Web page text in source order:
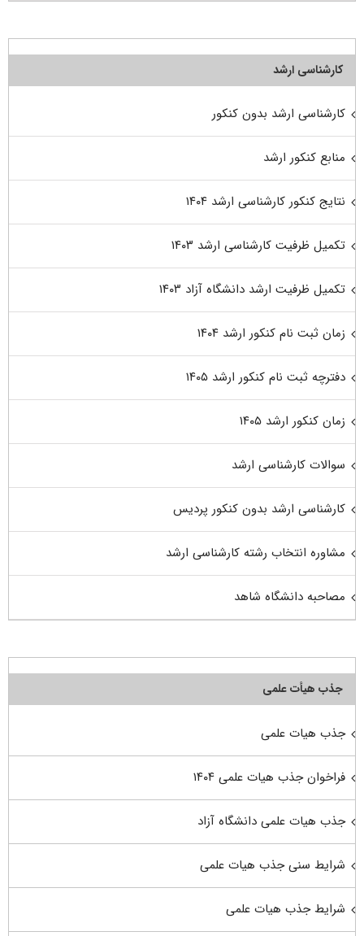
کارشناسی ارشد
کارشناسی ارشد بدون کنکور
منابع کنکور ارشد
نتایج کنکور کارشناسی ارشد ۱۴۰۴
تکمیل ظرفیت کارشناسی ارشد ۱۴۰۳
تکمیل ظرفیت ارشد دانشگاه آزاد ۱۴۰۳
زمان ثبت نام کنکور ارشد ۱۴۰۴
دفترچه ثبت نام کنکور ارشد ۱۴۰۵
زمان کنکور ارشد ۱۴۰۵
سوالات کارشناسی ارشد
کارشناسی ارشد بدون کنکور پردیس
مشاوره انتخاب رشته کارشناسی ارشد
مصاحبه دانشگاه شاهد
جذب هیأت علمی
جذب هیات علمی
فراخوان جذب هیات علمی ۱۴۰۴
جذب هیات علمی دانشگاه آزاد
شرایط سنی جذب هیات علمی
شرایط جذب هیات علمی